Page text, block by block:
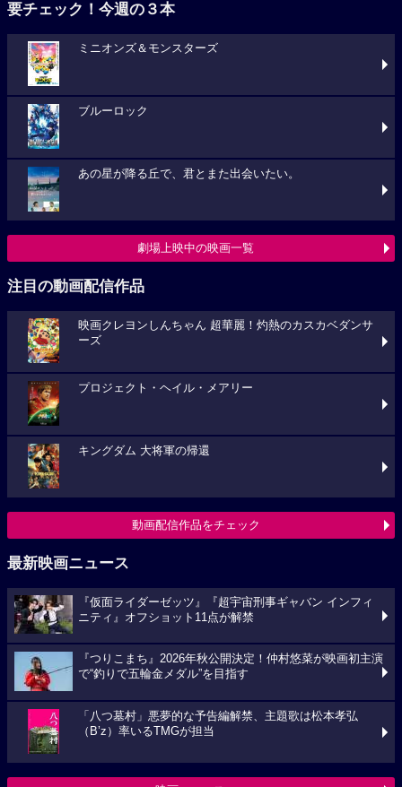
要チェック！今週の３本
ミニオンズ＆モンスターズ
ブルーロック
あの星が降る丘で、君とまた出会いたい。
劇場上映中の映画一覧
注目の動画配信作品
映画クレヨンしんちゃん 超華麗！灼熱のカスカベダンサ
ーズ
プロジェクト・ヘイル・メアリー
キングダム 大将軍の帰還
動画配信作品をチェック
最新映画ニュース
『仮面ライダーゼッツ』『超宇宙刑事ギャバン インフィ
ニティ』オフショット11点が解禁
『つりこまち』2026年秋公開決定！仲村悠菜が映画初主演
で“釣りで五輪金メダル”を目指す
「八つ墓村」悪夢的な予告編解禁、主題歌は松本孝弘
（B’z）率いるTMGが担当